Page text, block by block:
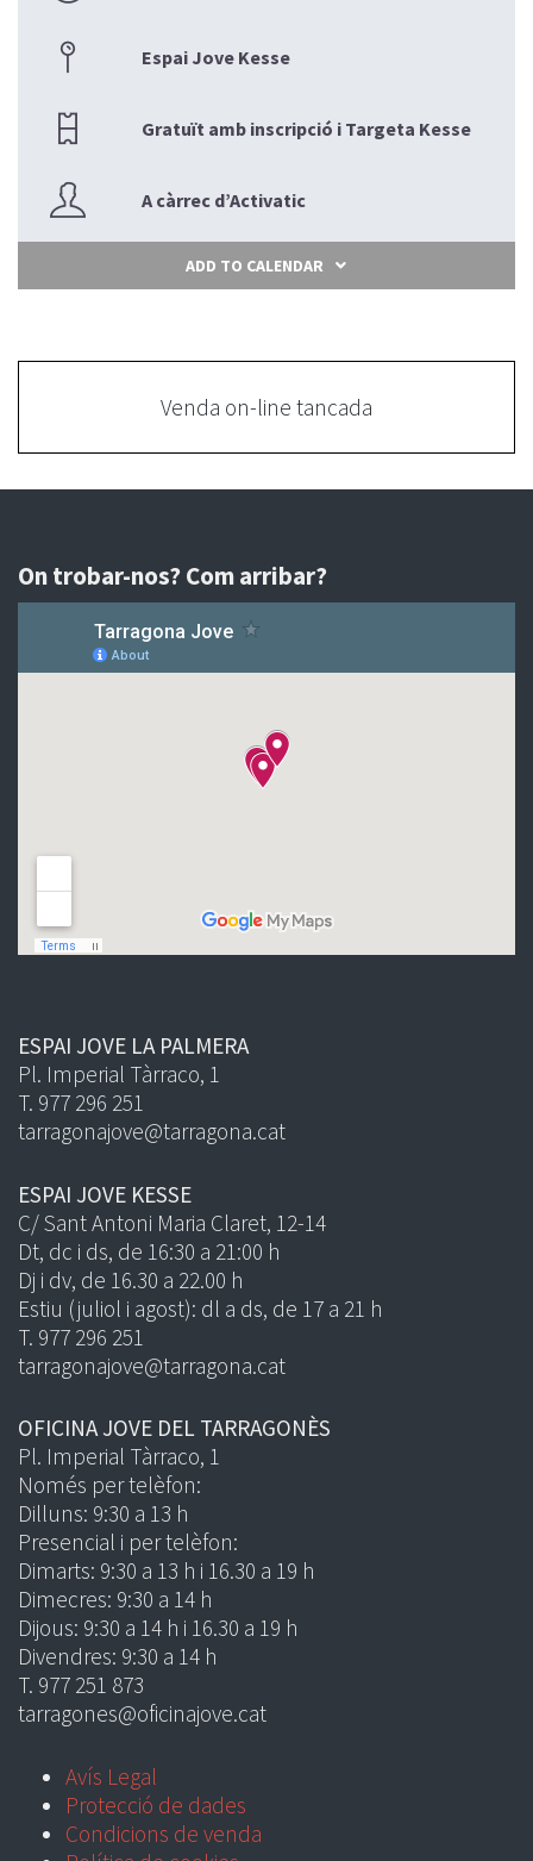
Espai Jove Kesse
Gratuït amb inscripció i Targeta Kesse
A càrrec d’Activatic
ADD TO CALENDAR
Venda on-line tancada
On trobar-nos? Com arribar?
ESPAI JOVE LA PALMERA
Pl. Imperial Tàrraco, 1
T. 977 296 251
tarragonajove@tarragona.cat
ESPAI JOVE KESSE
C/ Sant Antoni Maria Claret, 12-14
Dt, dc i ds, de 16:30 a 21:00 h
Dj i dv, de 16.30 a 22.00 h
Estiu (juliol i agost): dl a ds, de 17 a 21 h
T. 977 296 251
tarragonajove@tarragona.cat
OFICINA JOVE DEL TARRAGONÈS
Pl. Imperial Tàrraco, 1
Només per telèfon:
Dilluns: 9:30 a 13 h
Presencial i per telèfon:
Dimarts: 9:30 a 13 h i 16.30 a 19 h
Dimecres: 9:30 a 14 h
Dijous: 9:30 a 14 h i 16.30 a 19 h
Divendres: 9:30 a 14 h
T. 977 251 873
tarragones@oficinajove.cat
Avís Legal
Protecció de dades
Condicions de venda